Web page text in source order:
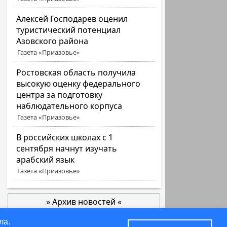
Алексей Господарев оценил
туристический потенциал
Азовского района
Газета «Приазовье»
Ростовская область получила
высокую оценку федерального
центра за подготовку
наблюдательного корпуса
Газета «Приазовье»
В российских школах с 1
сентября начнут изучать
арабский язык
Газета «Приазовье»
» Архив новостей «
позже